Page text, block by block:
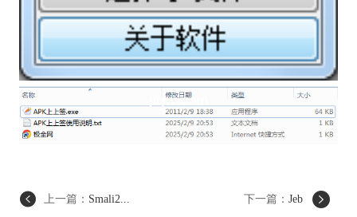
上一篇： Smali2... 下一篇：Jeb